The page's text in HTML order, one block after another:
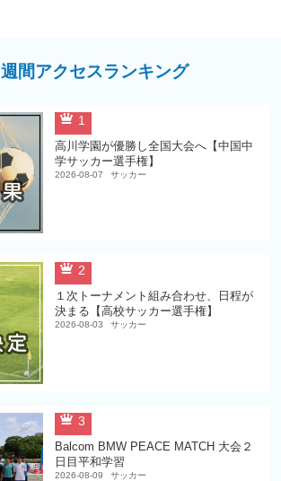
週間アクセスランキング
1
高川学園が優勝し全国大会へ【中国中
学サッカー選手権】
2026-08-07 サッカー
2
１次トーナメント組み合わせ、日程が
決まる【高校サッカー選手権】
2026-08-03 サッカー
3
Balcom BMW PEACE MATCH 大会２
日目平和学習
2026-08-09 サッカー